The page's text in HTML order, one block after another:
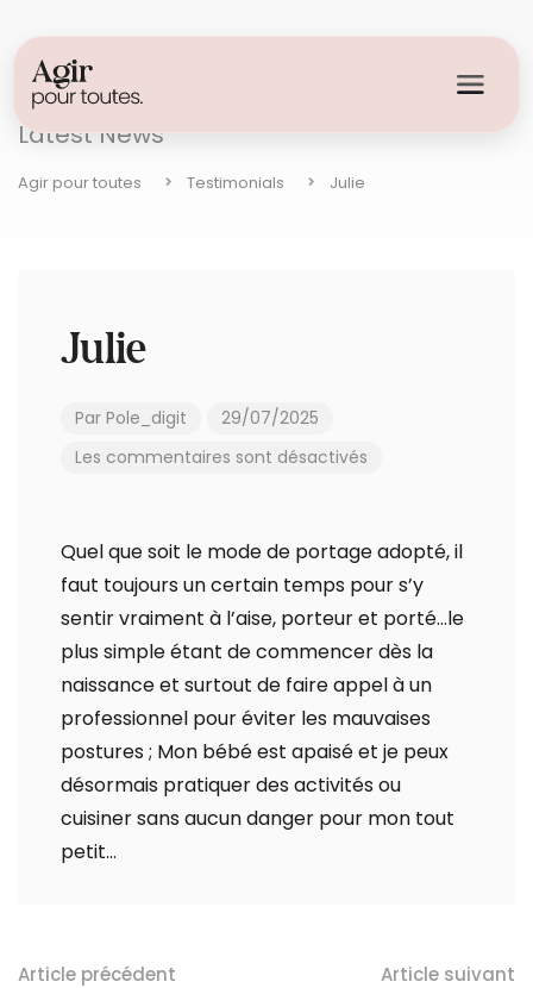
Blog
Latest News
Agir pour toutes Testimonials Julie
Julie
Par Pole_digit
29/07/2025
Les commentaires sont désactivés
Quel que soit le mode de portage adopté, il
faut toujours un certain temps pour s’y
sentir vraiment à l’aise, porteur et porté…le
plus simple étant de commencer dès la
naissance et surtout de faire appel à un
professionnel pour éviter les mauvaises
postures ; Mon bébé est apaisé et je peux
désormais pratiquer des activités ou
cuisiner sans aucun danger pour mon tout
petit…
Article précédent Article suivant